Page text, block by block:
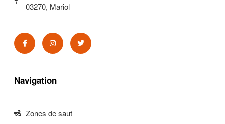
03270, Mariol
Navigation
Zones de saut